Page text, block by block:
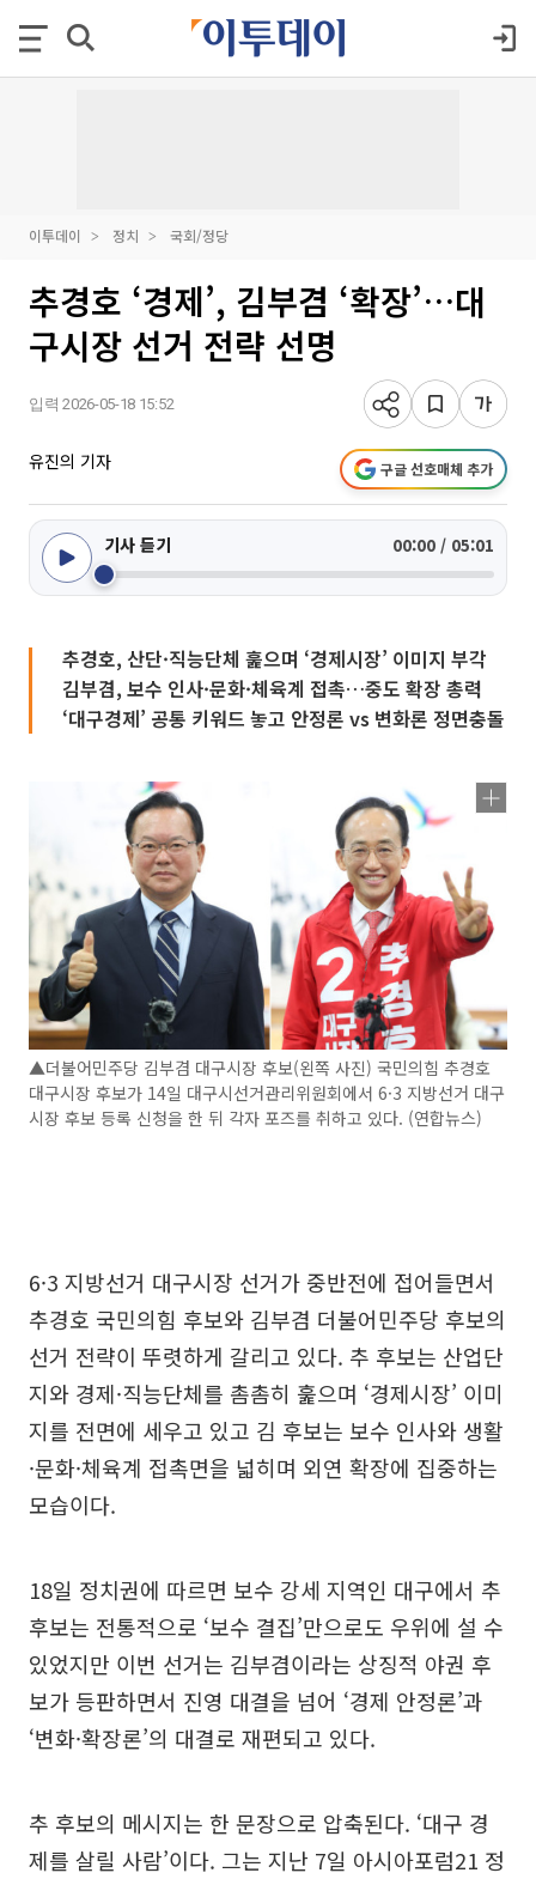
이투데이 정치 국회/정당
추경호 ‘경제’, 김부겸 ‘확장’…대
구시장 선거 전략 선명
입력 2026-05-18 15:52
유진의 기자 구글 선호매체 추가
기사 듣기 00:00 / 05:01
추경호, 산단·직능단체 훑으며 ‘경제시장’ 이미지 부각
김부겸, 보수 인사·문화·체육계 접촉…중도 확장 총력
‘대구경제’ 공통 키워드 놓고 안정론 vs 변화론 정면충돌
▲더불어민주당 김부겸 대구시장 후보(왼쪽 사진) 국민의힘 추경호
대구시장 후보가 14일 대구시선거관리위원회에서 6·3 지방선거 대구
시장 후보 등록 신청을 한 뒤 각자 포즈를 취하고 있다. (연합뉴스)
6·3 지방선거 대구시장 선거가 중반전에 접어들면서
추경호 국민의힘 후보와 김부겸 더불어민주당 후보의
선거 전략이 뚜렷하게 갈리고 있다. 추 후보는 산업단
지와 경제·직능단체를 촘촘히 훑으며 ‘경제시장’ 이미
지를 전면에 세우고 있고 김 후보는 보수 인사와 생활
·문화·체육계 접촉면을 넓히며 외연 확장에 집중하는
모습이다.
18일 정치권에 따르면 보수 강세 지역인 대구에서 추
후보는 전통적으로 ‘보수 결집’만으로도 우위에 설 수
있었지만 이번 선거는 김부겸이라는 상징적 야권 후
보가 등판하면서 진영 대결을 넘어 ‘경제 안정론’과
‘변화·확장론’의 대결로 재편되고 있다.
추 후보의 메시지는 한 문장으로 압축된다. ‘대구 경
제를 살릴 사람’이다. 그는 지난 7일 아시아포럼21 정